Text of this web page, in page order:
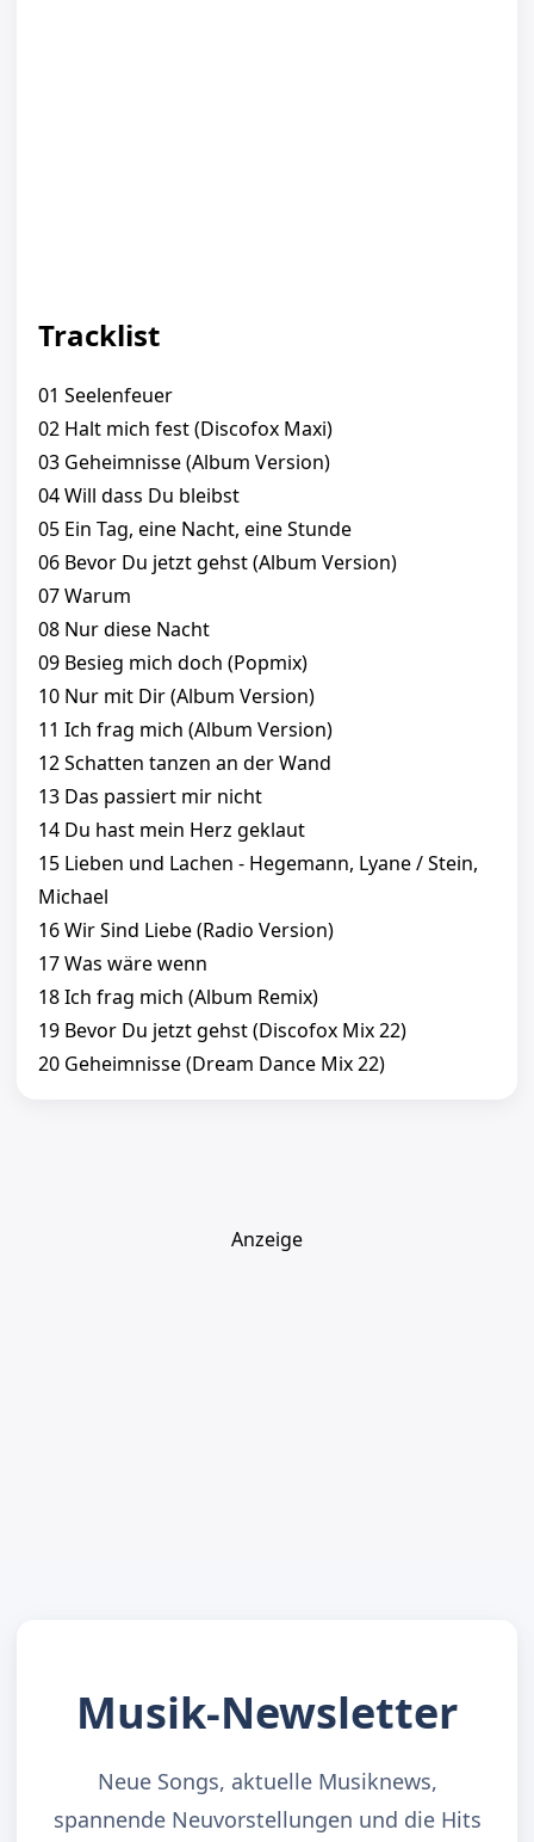
Tracklist
01 Seelenfeuer
02 Halt mich fest (Discofox Maxi)
03 Geheimnisse (Album Version)
04 Will dass Du bleibst
05 Ein Tag, eine Nacht, eine Stunde
06 Bevor Du jetzt gehst (Album Version)
07 Warum
08 Nur diese Nacht
09 Besieg mich doch (Popmix)
10 Nur mit Dir (Album Version)
11 Ich frag mich (Album Version)
12 Schatten tanzen an der Wand
13 Das passiert mir nicht
14 Du hast mein Herz geklaut
15 Lieben und Lachen - Hegemann, Lyane / Stein,
Michael
16 Wir Sind Liebe (Radio Version)
17 Was wäre wenn
18 Ich frag mich (Album Remix)
19 Bevor Du jetzt gehst (Discofox Mix 22)
20 Geheimnisse (Dream Dance Mix 22)
Anzeige
Musik-Newsletter
Neue Songs, aktuelle Musiknews,
spannende Neuvorstellungen und die Hits